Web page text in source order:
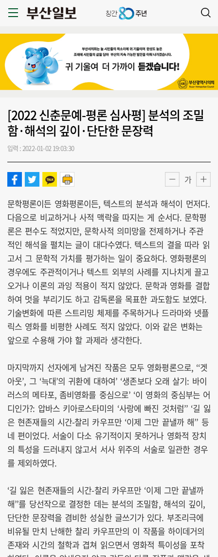
[2022 신춘문예-평론 심사평] 분석의 조밀
함·해석의 깊이·단단한 문장력
입력 : 2022-01-02 19:03:30
가
문학평론이든 영화평론이든, 텍스트의 분석과 해석이 먼저다.
다음으로 비교하거나 사적 맥락을 따지는 게 순서다. 문학평
론은 편수도 적었지만, 문학사적 의미망을 전제하거나 주관
적인 해석을 펼치는 글이 대다수였다. 텍스트의 결을 따라 읽
고서 그 문학적 가치를 평가하는 일이 중요하다. 영화평론의
경우에도 주관적이거나 텍스트 외부의 사례를 지나치게 끌고
오거나 이론의 과잉 적용이 적지 않았다. 문학과 영화를 결합
하여 멋을 부리기도 하고 감독론을 목표한 과도함도 보였다.
기술변화에 따른 스트리밍 체제를 주목하거나 드라마와 넷플
릭스 영화를 비평한 사례도 적지 않았다. 이와 같은 변화는
앞으로 수용해 가야 할 과제라 생각한다.
마지막까지 선자에게 남겨진 작품은 모두 영화평론으로, ‘‘겟
아웃’, 그 ‘늑대’의 귀환에 대하여’ ‘생존보다 오래 살기: 바이
러스의 메타포, 좀비영화를 중심으로’ ‘이 영화의 중심부는 어
디인가?: 압바스 키아로스타미의 ‘사랑에 빠진 것처럼’’ ‘길 잃
은 현존재들의 시간-찰리 카우프만 ‘이제 그만 끝낼까 해’’ 등
네 편이었다. 서술이 다소 유기적이지 못하거나 영화적 장치
의 특성을 드러내지 않고서 서사 위주의 서술로 일관한 경우
를 제외하였다.
‘길 잃은 현존재들의 시간-찰리 카우프만 ‘이제 그만 끝낼까
해’’를 당선작으로 결정한 데는 분석의 조밀함, 해석의 깊이,
단단한 문장력을 겸비한 성실한 글쓰기가 있다. 부조리극에
비유될 만치 난해한 찰리 카우프만의 이 작품을 하이데거의
존재와 시간의 철학과 겹쳐 읽으면서 영화적 특이성을 포착